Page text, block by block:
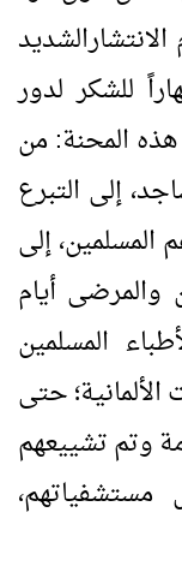
للشكر لدور
هذه المحنة: من
إلى التبرع
إلى
والمرضى أيام
المسلمين
حتى
وتم تشييعهم